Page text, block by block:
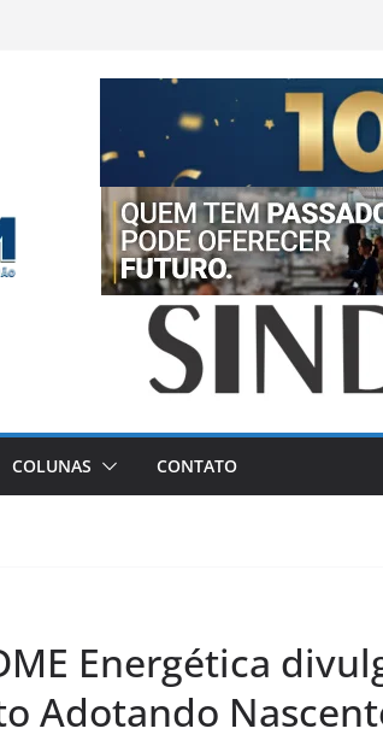
COLUNAS CONTATO
Energética
Adotando